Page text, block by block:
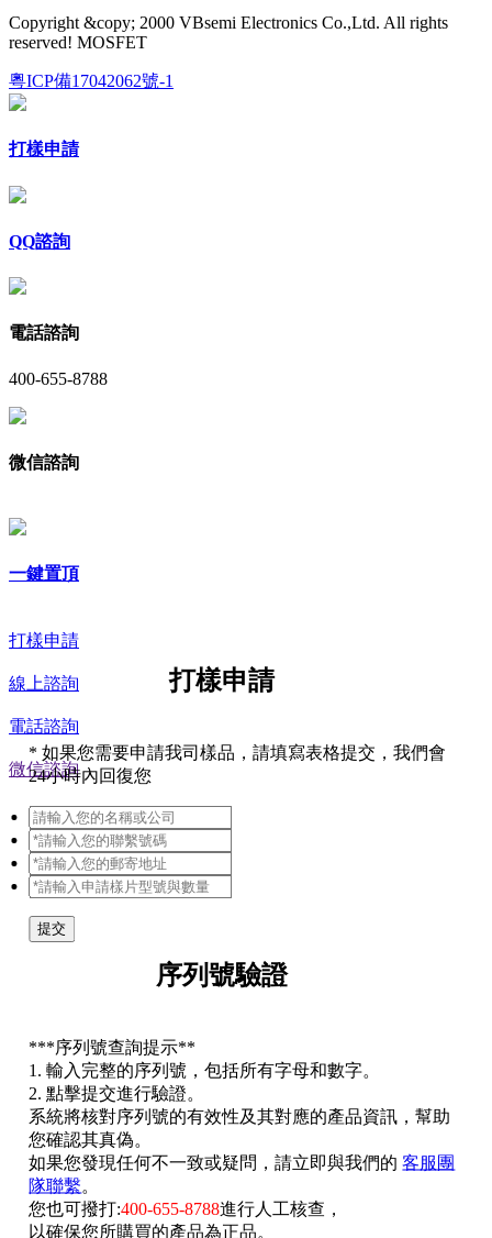
Copyright &copy; 2000 VBsemi Electronics Co.,Ltd. All rights
reserved! MOSFET
粵ICP備17042062號-1
打樣申請
QQ諮詢
電話諮詢
400-655-8788
微信諮詢
一鍵置頂
打樣申請
線上諮詢
電話諮詢
微信諮詢
打樣申請
* 如果您需要申請我司樣品，請填寫表格提交，我們會
24小時內回復您
提交
序列號驗證
***序列號查詢提示**
1. 輸入完整的序列號，包括所有字母和數字。
2. 點擊提交進行驗證。
系統將核對序列號的有效性及其對應的產品資訊，幫助
您確認其真偽。
如果您發現任何不一致或疑問，請立即與我們的客服團
隊聯繫
您也可撥打:400-655-8788進行人工核查，
以確保您所購買的產品為正品。